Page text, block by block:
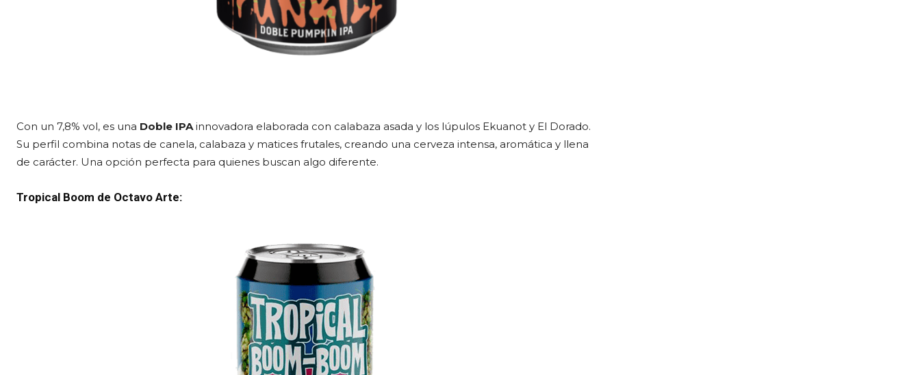
Con un 7,8% vol, es una Doble IPA innovadora elaborada con calabaza asada y los lúpulos Ekuanot y El Dorado.
Su perfil combina notas de canela, calabaza y matices frutales, creando una cerveza intensa, aromática y llena
de carácter. Una opción perfecta para quienes buscan algo diferente.
Tropical Boom de Octavo Arte: